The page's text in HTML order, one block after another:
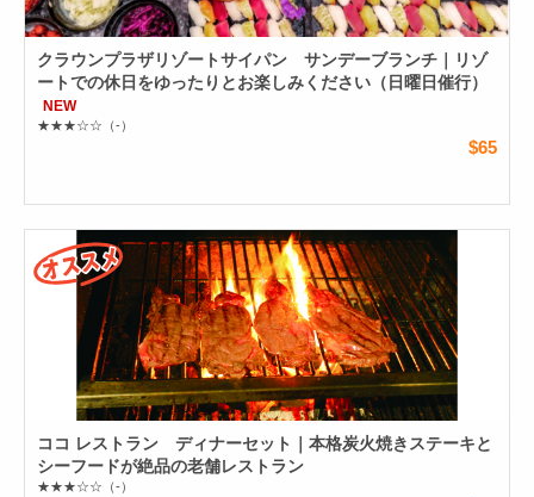
クラウンプラザリゾートサイパン サンデーブランチ｜リゾ
ートでの休日をゆったりとお楽しみください（日曜日催行）
NEW
★★★☆☆ （-）
$65
ココ レストラン ディナーセット｜本格炭火焼きステーキと
シーフードが絶品の老舗レストラン
★★★☆☆ （-）